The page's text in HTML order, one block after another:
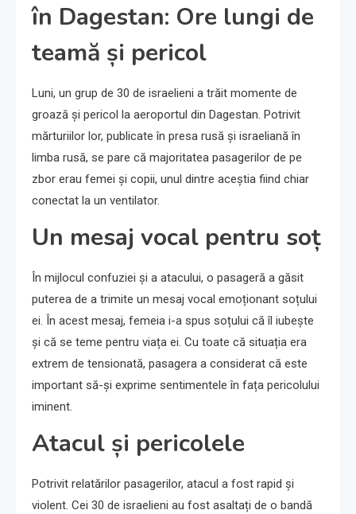
în Dagestan: Ore lungi de
teamă și pericol
Luni, un grup de 30 de israelieni a trăit momente de
groază și pericol la aeroportul din Dagestan. Potrivit
mărturiilor lor, publicate în presa rusă și israeliană în
limba rusă, se pare că majoritatea pasagerilor de pe
zbor erau femei și copii, unul dintre aceștia fiind chiar
conectat la un ventilator.
Un mesaj vocal pentru soț
În mijlocul confuziei și a atacului, o pasageră a găsit
puterea de a trimite un mesaj vocal emoționant soțului
ei. În acest mesaj, femeia i-a spus soțului că îl iubește
și că se teme pentru viața ei. Cu toate că situația era
extrem de tensionată, pasagera a considerat că este
important să-și exprime sentimentele în fața pericolului
iminent.
Atacul și pericolele
Potrivit relatărilor pasagerilor, atacul a fost rapid și
violent. Cei 30 de israelieni au fost asaltați de o bandă